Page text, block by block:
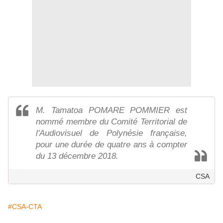
M. Tamatoa POMARE POMMIER est
nommé membre du Comité Territorial de
l'Audiovisuel de Polynésie française,
pour une durée de quatre ans à compter
du 13 décembre 2018.
CSA
#CSA-CTA